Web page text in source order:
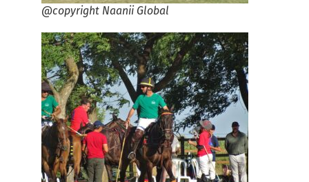
@copyright Naanii Global